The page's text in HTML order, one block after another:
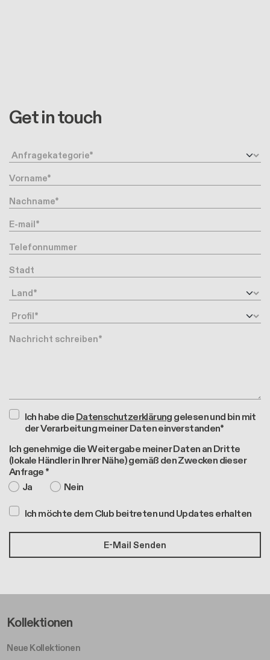
Get in touch
Anfragetyp
Vorname
Nachname
Ihre Email-Adresse
Telefonnummer
Stadt
Land
Profil
Nachricht
Ich habe dieDatenschutzerklärunggelesen und bin mit
der Verarbeitung meiner Daten einverstanden*
Ich genehmige die Weitergabe meiner Daten an Dritte
(lokale Händler in Ihrer Nähe) gemäß den Zwecken dieser
Anfrage *
Ja
Nein
Ich möchte dem Club beitreten und Updates erhalten
Footer Left Middle A
Kollektionen
Neue Kollektionen